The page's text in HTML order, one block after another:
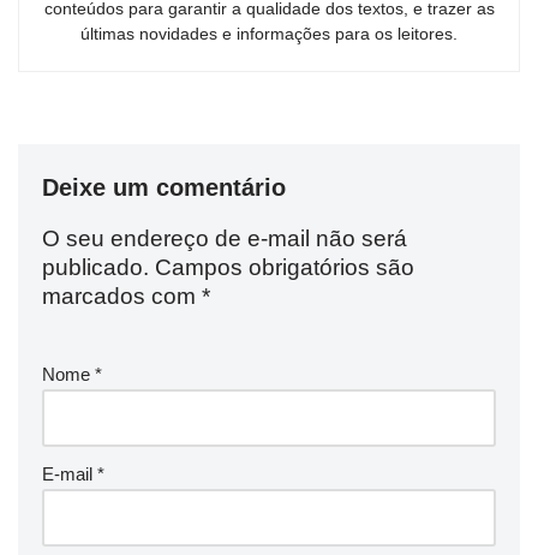
conteúdos para garantir a qualidade dos textos, e trazer as
últimas novidades e informações para os leitores.
Deixe um comentário
O seu endereço de e-mail não será
publicado. Campos obrigatórios são
marcados com *
Nome *
E-mail *